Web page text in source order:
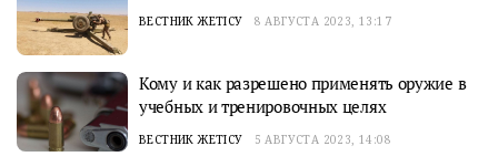
ВЕСТНИК ЖЕТІСУ 8 АВГУСТА 2023, 13:17
Кому и как разрешено применять оружие в
учебных и тренировочных целях
ВЕСТНИК ЖЕТІСУ 5 АВГУСТА 2023, 14:08